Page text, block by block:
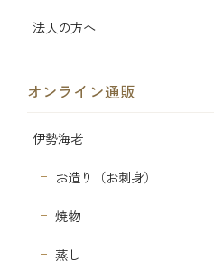
法人の方へ
オンライン通販
伊勢海老
お造り（お刺身）
焼物
蒸し